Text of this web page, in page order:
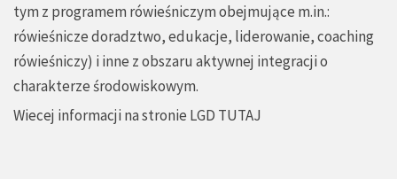
tym z programem rówieśniczym obejmujące m.in.:
rówieśnicze doradztwo, edukacje, liderowanie, coaching
rówieśniczy) i inne z obszaru aktywnej integracji o
charakterze środowiskowym.
Wiecej informacji na stronie LGD TUTAJ